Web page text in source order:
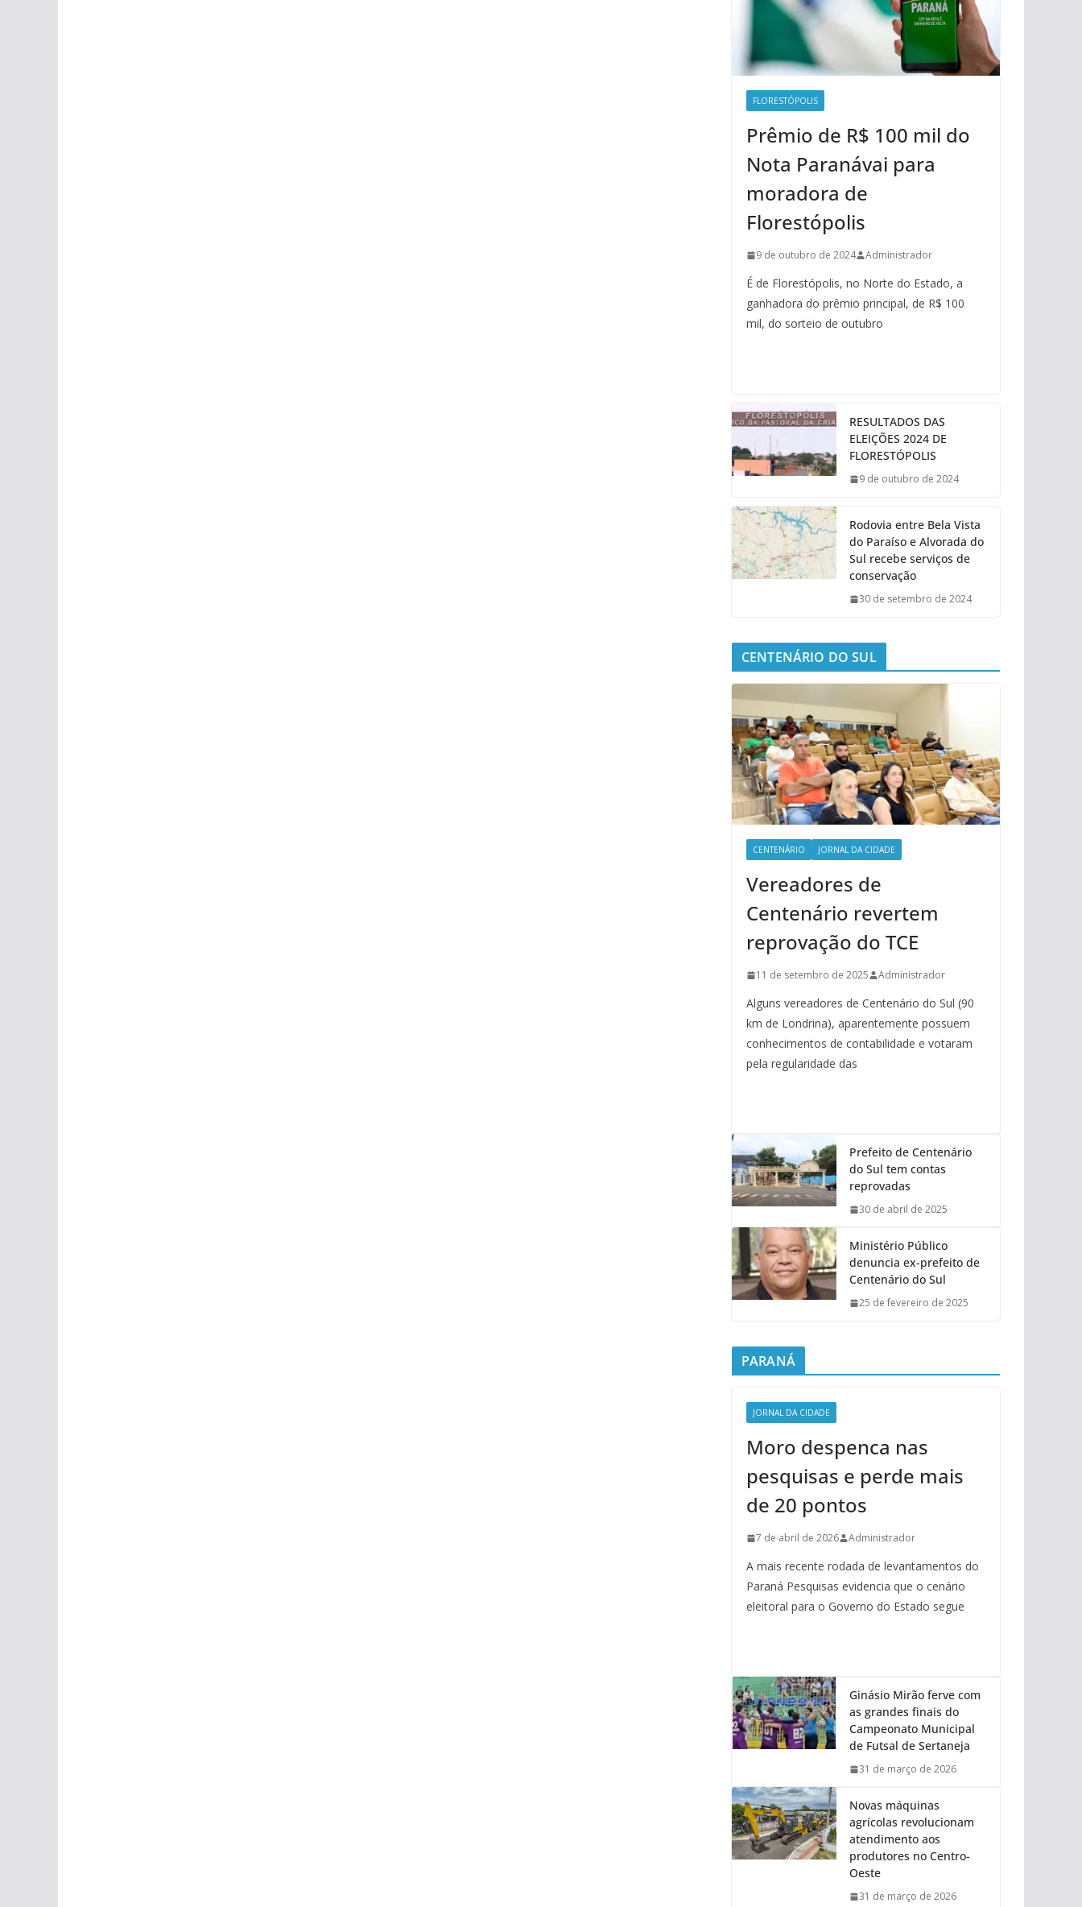
FLORESTÓPOLIS
Prêmio de R$ 100 mil do
Nota Paranávai para
moradora de
Florestópolis
9 de outubro de 2024 Administrador
É de Florestópolis, no Norte do Estado, a
ganhadora do prêmio principal, de R$ 100
mil, do sorteio de outubro
RESULTADOS DAS
ELEIÇÕES 2024 DE
FLORESTÓPOLIS
9 de outubro de 2024
Rodovia entre Bela Vista
do Paraíso e Alvorada do
Sul recebe serviços de
conservação
30 de setembro de 2024
CENTENÁRIO DO SUL
CENTENÁRIO JORNAL DA CIDADE
Vereadores de
Centenário revertem
reprovação do TCE
11 de setembro de 2025 Administrador
Alguns vereadores de Centenário do Sul (90
km de Londrina), aparentemente possuem
conhecimentos de contabilidade e votaram
pela regularidade das
Prefeito de Centenário
do Sul tem contas
reprovadas
30 de abril de 2025
Ministério Público
denuncia ex-prefeito de
Centenário do Sul
25 de fevereiro de 2025
PARANÁ
JORNAL DA CIDADE
Moro despenca nas
pesquisas e perde mais
de 20 pontos
7 de abril de 2026 Administrador
A mais recente rodada de levantamentos do
Paraná Pesquisas evidencia que o cenário
eleitoral para o Governo do Estado segue
Ginásio Mirão ferve com
as grandes finais do
Campeonato Municipal
de Futsal de Sertaneja
31 de março de 2026
Novas máquinas
agrícolas revolucionam
atendimento aos
produtores no Centro-
Oeste
31 de março de 2026